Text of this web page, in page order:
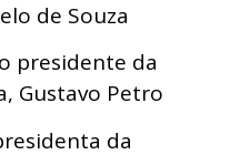
de Souza
presidente da
Gustavo Petro
da